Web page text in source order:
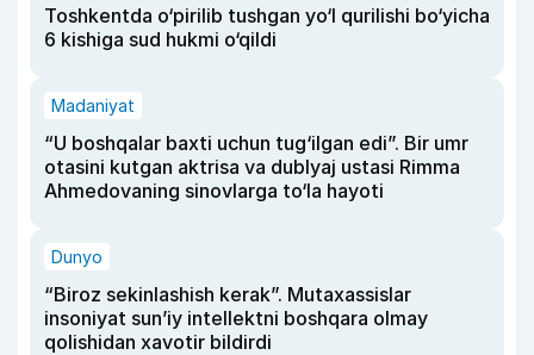
Toshkentda o‘pirilib tushgan yo‘l qurilishi bo‘yicha
6 kishiga sud hukmi o‘qildi
Madaniyat
“U boshqalar baxti uchun tug‘ilgan edi”. Bir umr
otasini kutgan aktrisa va dublyaj ustasi Rimma
Ahmedovaning sinovlarga to‘la hayoti
Dunyo
“Biroz sekinlashish kerak”. Mutaxassislar
insoniyat sun’iy intellektni boshqara olmay
qolishidan xavotir bildirdi